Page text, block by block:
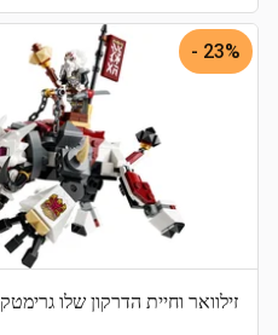
23% -
זילוואר וחיית הדרקון שלו גרימטק